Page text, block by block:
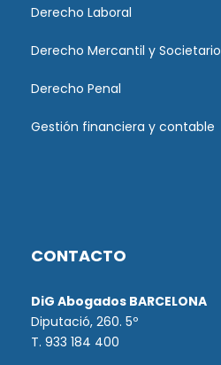
Derecho Laboral
Derecho Mercantil y Societario
Derecho Penal
Gestión financiera y contable
CONTACTO
DiG Abogados BARCELONA
Diputació, 260. 5º
T. 933 184 400